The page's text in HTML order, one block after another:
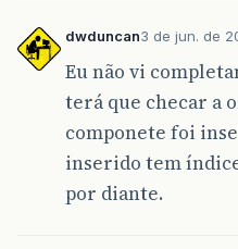
dwduncan3 de jun. de
Eu não vi
terá que checar a
componete foi
inserido tem
por diante.